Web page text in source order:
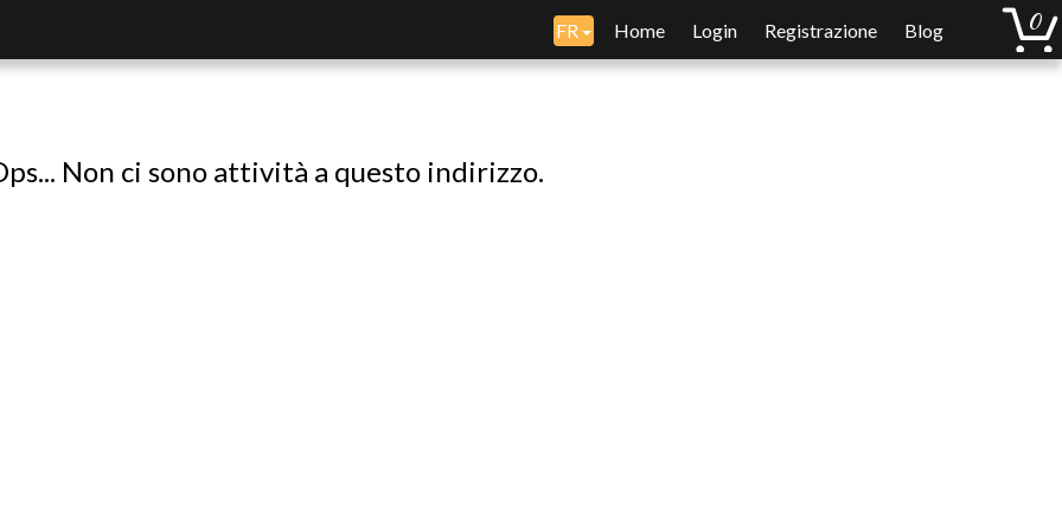
FR Home Login Registrazione Blog
Non ci sono attività a questo indirizzo.